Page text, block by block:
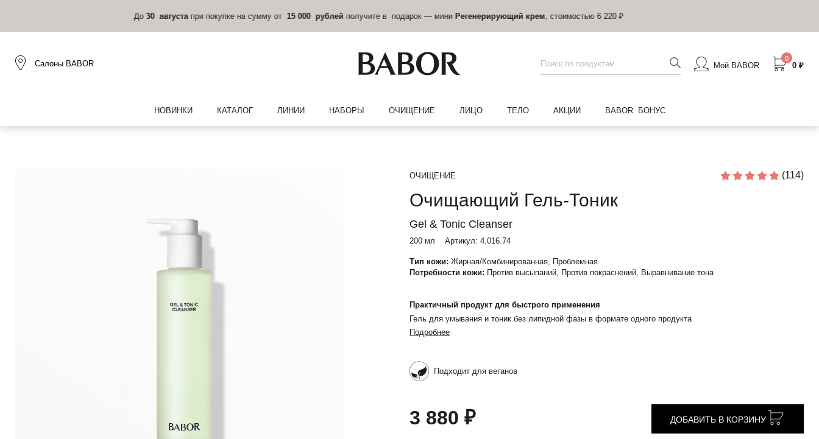
БЕСПЛАТНАЯ ДОСТАВКА по России при заказе от 5 000 рублей.
Салоны BABOR Мой BABOR
0
0 ₽
НОВИНКИ КАТАЛОГ ЛИНИИ НАБОРЫ ОЧИЩЕНИЕ ЛИЦО ТЕЛО АКЦИИ BABOR БОНУС
ОЧИЩЕНИЕ (114)
Очищающий Гель-Тоник
Gel & Tonic Cleanser
200 мл Артикул: 4.016.74
Тип кожи: Жирная/Комбинированная, Проблемная
Потребности кожи: Против высыпаний, Против покраснений, Выравнивание тона
Практичный продукт для быстрого применения
Гель для умывания и тоник без липидной фазы в формате одного продукта
Подробнее
Подходит для веганов
3 880 ₽ ДОБАВИТЬ В КОРЗИНУ